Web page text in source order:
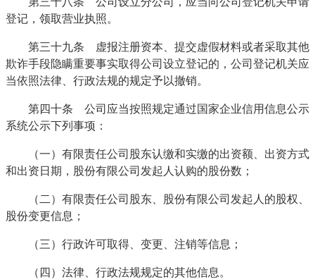
登记，领取营业执照。
第三十九条 虚报注册资本、提交虚假材料或者采取其他
欺诈手段隐瞒重要事实取得公司设立登记的，公司登记机关应
当依照法律、行政法规的规定予以撤销。
第四十条 公司应当按照规定通过国家企业信用信息公示
系统公示下列事项：
（一）有限责任公司股东认缴和实缴的出资额、出资方式
和出资日期，股份有限公司发起人认购的股份数；
（二）有限责任公司股东、股份有限公司发起人的股权、
股份变更信息；
（三）行政许可取得、变更、注销等信息；
（四）法律、行政法规规定的其他信息。